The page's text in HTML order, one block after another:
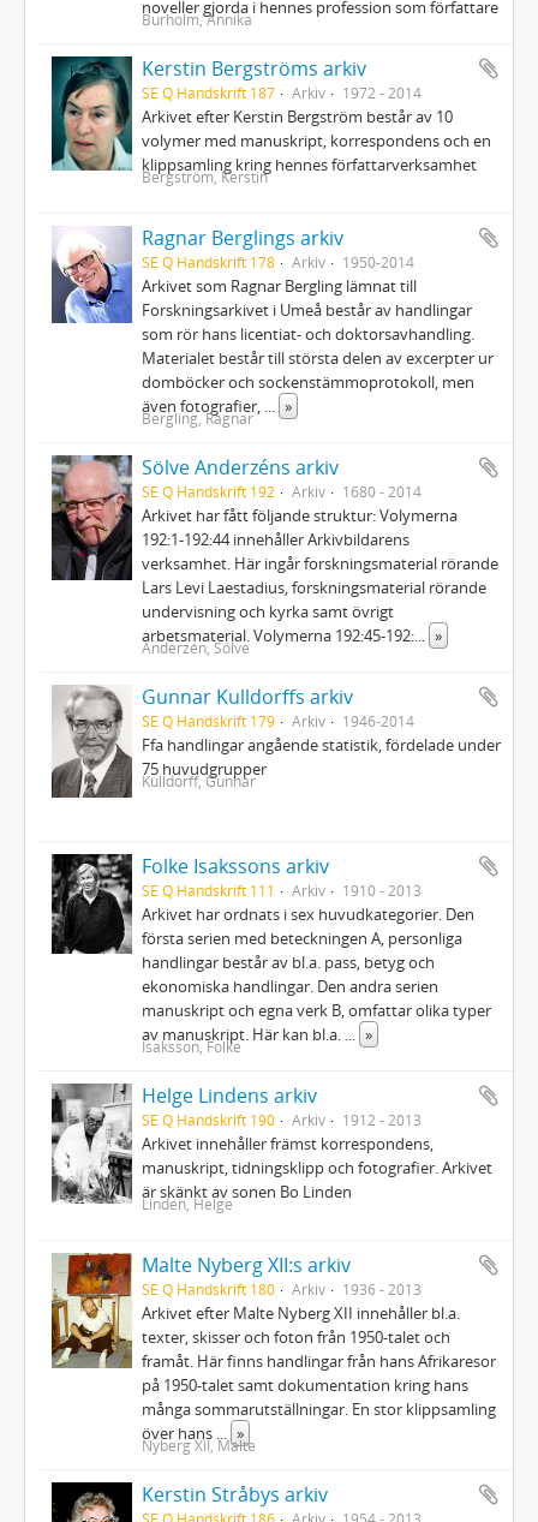
noveller gjorda i hennes profession som författare
Burholm, Annika
Kerstin Bergströms arkiv
SE Q Handskrift 187 Arkiv 1972 - 2014
Arkivet efter Kerstin Bergström består av 10
volymer med manuskript, korrespondens och en
klippsamling kring hennes författarverksamhet
Bergström, Kerstin
Ragnar Berglings arkiv
SE Q Handskrift 178 Arkiv 1950-2014
Arkivet som Ragnar Bergling lämnat till
Forskningsarkivet i Umeå består av handlingar
som rör hans licentiat- och doktorsavhandling.
Materialet består till största delen av excerpter ur
domböcker och sockenstämmoprotokoll, men
även fotografier,
»
Bergling, Ragnar
Sölve Anderzéns arkiv
SE Q Handskrift 192 Arkiv 1680 - 2014
Arkivet har fått följande struktur: Volymerna
192:1-192:44 innehåller Arkivbildarens
verksamhet. Här ingår forskningsmaterial rörande
Lars Levi Laestadius, forskningsmaterial rörande
undervisning och kyrka samt övrigt
arbetsmaterial. Volymerna 192:45-192:... »
Anderzén, Sölve
Gunnar Kulldorffs arkiv
SE Q Handskrift 179 Arkiv 1946-2014
Ffa handlingar angående statistik, fördelade under
75 huvudgrupper
Kulldorff, Gunnar
Folke Isakssons arkiv
SE Q Handskrift 111 Arkiv 1910 - 2013
Arkivet har ordnats i sex huvudkategorier. Den
första serien med beteckningen A, personliga
handlingar består av bl.a. pass, betyg och
ekonomiska handlingar. Den andra serien
manuskript och egna verk B, omfattar olika typer
av manuskript. Här kan bl.a.
»
Isaksson, Folke
Helge Lindens arkiv
SE Q Handskrift 190 Arkiv 1912 - 2013
Arkivet innehåller främst korrespondens,
manuskript, tidningsklipp och fotografier. Arkivet
är skänkt av sonen Bo Linden
Linden, Helge
Malte Nyberg XII:s arkiv
SE Q Handskrift 180 Arkiv 1936 - 2013
Arkivet efter Malte Nyberg XII innehåller bl.a.
texter, skisser och foton från 1950-talet och
framåt. Här finns handlingar från hans Afrikaresor
på 1950-talet samt dokumentation kring hans
många sommarutställningar. En stor klippsamling
över hans
»
Nyberg XII, Malte
Kerstin Stråbys arkiv
SE Q Handskrift 186 Arkiv 1954 - 2013